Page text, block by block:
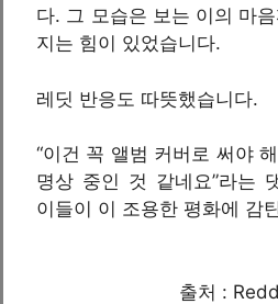
다. 그 모습은 보는 이의 마
지는 힘이 있었습니다.
레딧 반응도 따뜻했습니다.
“이건 꼭 앨범 커버로 써야
명상 중인 것 같네요”라는
이들이 이 조용한 평화에 감
출처 :